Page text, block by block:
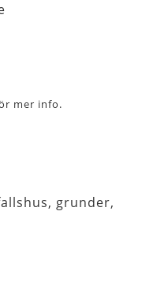
mer info.
grunder,